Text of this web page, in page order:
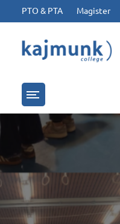
PTO & PTA Magister
Menu openen/